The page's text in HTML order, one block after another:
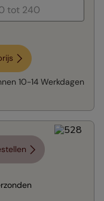
10-14 Werkdagen